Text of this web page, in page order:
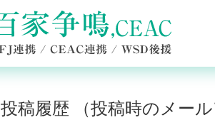
投稿履歴 （投稿時のメー